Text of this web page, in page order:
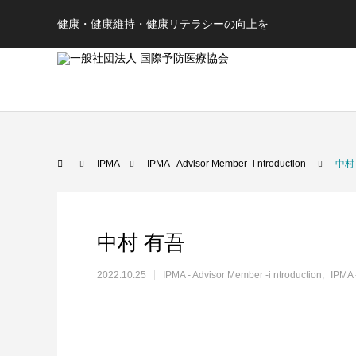
健康・健康維持・健康リテラシーの向上を
IPMA IPMA - Advisor Member -i ntroduction 中
中村 有吾
2022.10.25 IPMA - Advisor Member -i ntroduction